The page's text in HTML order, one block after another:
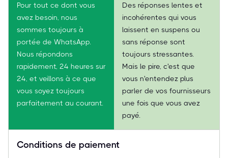
Pour tout ce dont vous
avez besoin, nous
sommes toujours à
portée de WhatsApp.
Nous répondons
rapidement, 24 heures sur
24, et veillons à ce que
vous soyez toujours
parfaitement au courant.
Des réponses lentes et
incohérentes qui vous
laissent en suspens ou
sans réponse sont
toujours stressantes.
Mais le pire, c'est que
vous n'entendez plus
parler de vos fournisseurs
une fois que vous avez
payé.
Conditions de paiement